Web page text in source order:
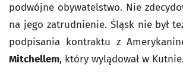
podwójne obywatelstwo. Nie
na jego zatrudnienie. Śląsk nie był
podpisania kontraktu z
Mitchellem, który wylądował w Kutnie.